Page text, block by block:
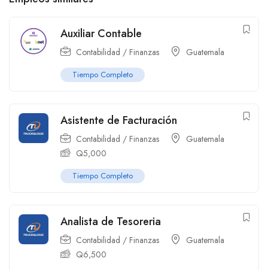
Auxiliar Contable
Contabilidad / Finanzas Guatemala
Tiempo Completo
Asistente de Facturación
Contabilidad / Finanzas
Guatemala
Q5,000
Tiempo Completo
Analista de Tesoreria
Contabilidad / Finanzas
Guatemala
Q6,500